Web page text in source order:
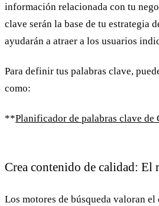
información relacionada con tu
clave serán la base de tu estrategia
ayudarán a atraer a los usuarios
Para definir tus palabras clave,
como:
**Planificador de palabras clave de
Crea contenido de calidad: El
Los motores de búsqueda valoran